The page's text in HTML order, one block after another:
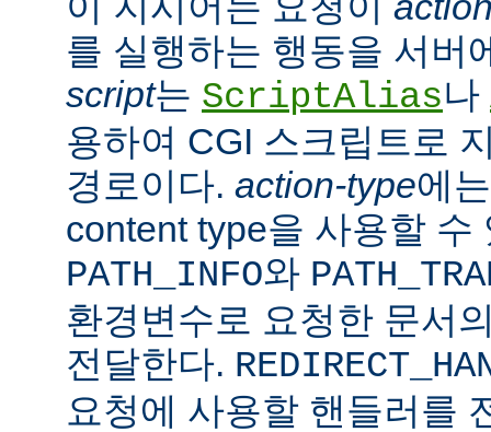
를 실행하는 행동을 서버
script는 ScriptAlias나
용하여 CGI 스크립트로
경로이다. action-type에
content type을 사용할 수
PATH_INFO와
환경변수로 요청한 문서
전달한다.
요청에 사용할 핸들러를